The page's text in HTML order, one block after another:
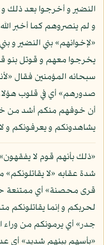
النضير و أخرجوا بعد ذلك
و لم ينصروهم كما أخبر
«لإخوانهم» بني النضير و
يخرجوا معهم و قوتل
سبحانه المؤمنين فقال
صدورهم» أي في قلوب
أن خوفهم منكم أشد من
يشاهدونكم و يعرفونكم و
«ذلك بأنهم قوم لا
شدة عقابه «لا يقاتلونكم»
قرى محصنة» أي ممتنعة
لحربكم و إنما يقاتلونكم
جدر» أي يرمونكم من وراء
«بأسهم بينهم شديد» أي